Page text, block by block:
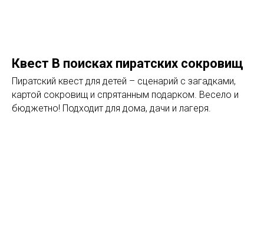
Квест В поисках пиратских сокровищ
Пиратский квест для детей – сценарий с загадками,
картой сокровищ и спрятанным подарком. Весело и
бюджетно! Подходит для дома, дачи и лагеря.